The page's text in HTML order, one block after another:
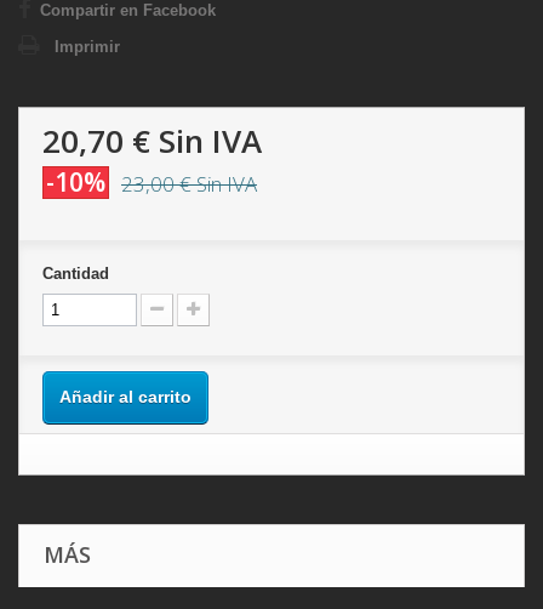
Compartir en Facebook
Imprimir
20,70 € Sin IVA
-10% 23,00 €Sin IVA
Cantidad
Añadir al carrito
MÁS